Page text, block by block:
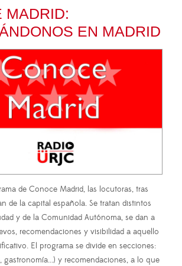
MADRID:
EN MADRID
de Conoce Madrid, las locutoras, tras
de la capital española. Se tratan distintos
y de la Comunidad Autónoma, se dan a
recomendaciones y visibilidad a aquello
El programa se divide en secciones:
gastronomía...) y recomendaciones, a lo que